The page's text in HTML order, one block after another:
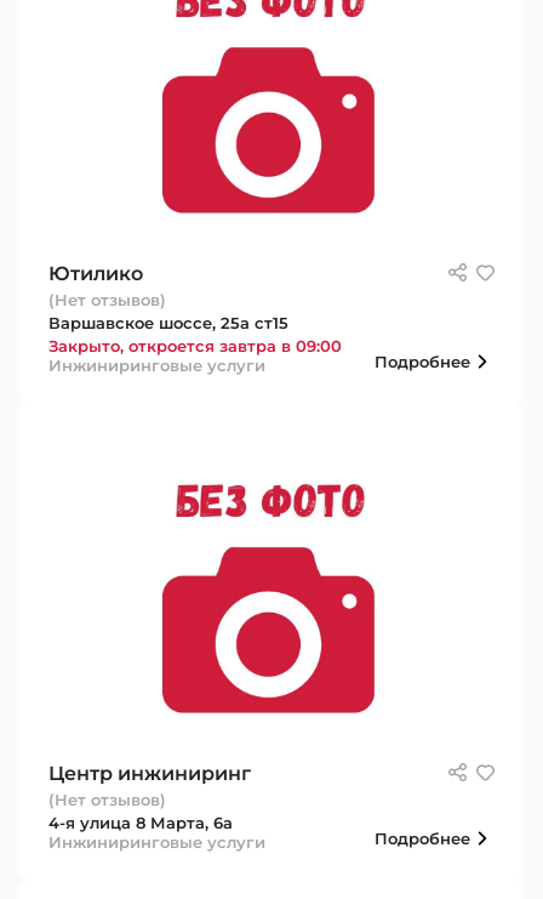
Ютилико
(Нет отзывов)
Варшавское шоссе, 25а ст15
Закрыто, откроется завтра в 09:00
Инжиниринговые услуги
Подробнее
Центр инжиниринг
(Нет отзывов)
4-я улица 8 Марта, 6а
Инжиниринговые услуги
Подробнее